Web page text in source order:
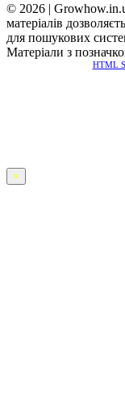
© 2026 |
матеріалів
для пошукових
Матеріали з
HTML
×